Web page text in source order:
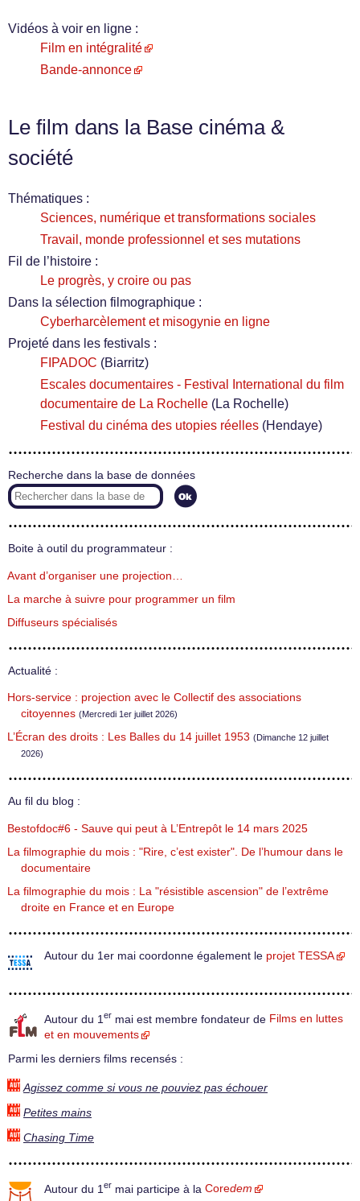
Vidéos à voir en ligne :
Film en intégralité
Bande-annonce
Le film dans la Base cinéma &
société
Thématiques :
Sciences, numérique et transformations sociales
Travail, monde professionnel et ses mutations
Fil de l’histoire :
Le progrès, y croire ou pas
Dans la sélection filmographique :
Cyberharcèlement et misogynie en ligne
Projeté dans les festivals :
FIPADOC (Biarritz)
Escales documentaires - Festival International du film
documentaire de La Rochelle (La Rochelle)
Festival du cinéma des utopies réelles (Hendaye)
Recherche dans la base de données
Boite à outil du programmateur :
Avant d’organiser une projection…
La marche à suivre pour programmer un film
Diffuseurs spécialisés
Actualité :
Hors-service : projection avec le Collectif des associations
citoyennes (Mercredi 1er juillet 2026)
L’Écran des droits : Les Balles du 14 juillet 1953 (Dimanche 12 juillet
2026)
Au fil du blog :
Bestofdoc#6 - Sauve qui peut à L’Entrepôt le 14 mars 2025
La filmographie du mois : "Rire, c’est exister". De l’humour dans le
documentaire
La filmographie du mois : La "résistible ascension" de l’extrême
droite en France et en Europe
Autour du 1er mai coordonne également le projet TESSA
Autour du 1 er mai est membre fondateur de Films en luttes
et en mouvements
Parmi les derniers films recensés :
Agissez comme si vous ne pouviez pas échouer
Petites mains
Chasing Time
Autour du 1 er mai participe à la Coredem